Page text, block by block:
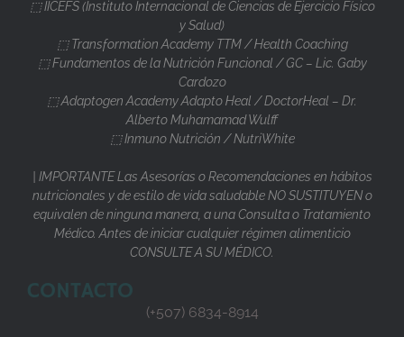
⬚ IICEFS (Instituto Internacional de Ciencias de Ejercicio Físico
y Salud)
⬚ Transformation Academy TTM / Health Coaching
⬚ Fundamentos de la Nutrición Funcional / GC – Lic. Gaby
Cardozo
⬚ Adaptogen Academy Adapto Heal / DoctorHeal – Dr.
Alberto Muhamamad Wulff
⬚ Inmuno Nutrición / NutriWhite
| IMPORTANTE Las Asesorías o Recomendaciones en hábitos
nutricionales y de estilo de vida saludable NO SUSTITUYEN o
equivalen de ninguna manera, a una Consulta o Tratamiento
Médico. Antes de iniciar cualquier régimen alimenticio
CONSULTE A SU MÉDICO.
CONTACTO
(+507) 6834-8914